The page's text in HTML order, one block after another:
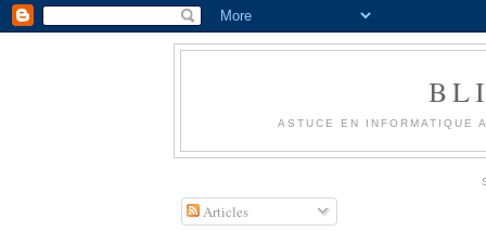
ASTUCE EN INFORMATIQUE
Articles